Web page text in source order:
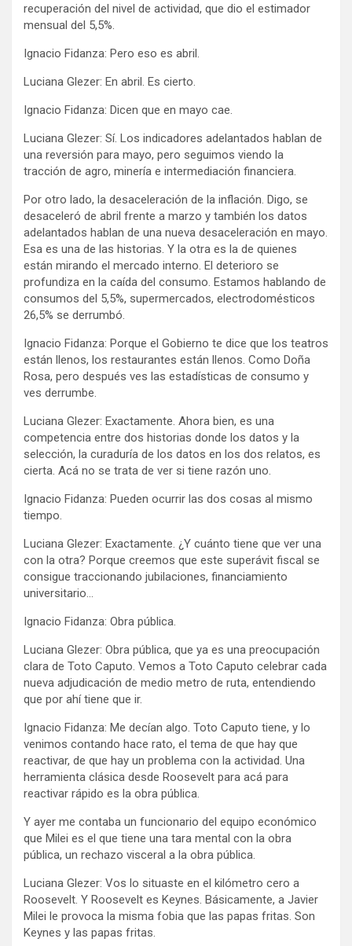
recuperación del nivel de actividad, que dio el estimador
mensual del 5,5%.
Ignacio Fidanza: Pero eso es abril.
Luciana Glezer: En abril. Es cierto.
Ignacio Fidanza: Dicen que en mayo cae.
Luciana Glezer: Sí. Los indicadores adelantados hablan de
una reversión para mayo, pero seguimos viendo la
tracción de agro, minería e intermediación financiera.
Por otro lado, la desaceleración de la inflación. Digo, se
desaceleró de abril frente a marzo y también los datos
adelantados hablan de una nueva desaceleración en mayo.
Esa es una de las historias. Y la otra es la de quienes
están mirando el mercado interno. El deterioro se
profundiza en la caída del consumo. Estamos hablando de
consumos del 5,5%, supermercados, electrodomésticos
26,5% se derrumbó.
Ignacio Fidanza: Porque el Gobierno te dice que los teatros
están llenos, los restaurantes están llenos. Como Doña
Rosa, pero después ves las estadísticas de consumo y
ves derrumbe.
Luciana Glezer: Exactamente. Ahora bien, es una
competencia entre dos historias donde los datos y la
selección, la curaduría de los datos en los dos relatos, es
cierta. Acá no se trata de ver si tiene razón uno.
Ignacio Fidanza: Pueden ocurrir las dos cosas al mismo
tiempo.
Luciana Glezer: Exactamente. ¿Y cuánto tiene que ver una
con la otra? Porque creemos que este superávit fiscal se
consigue traccionando jubilaciones, financiamiento
universitario…
Ignacio Fidanza: Obra pública.
Luciana Glezer: Obra pública, que ya es una preocupación
clara de Toto Caputo. Vemos a Toto Caputo celebrar cada
nueva adjudicación de medio metro de ruta, entendiendo
que por ahí tiene que ir.
Ignacio Fidanza: Me decían algo. Toto Caputo tiene, y lo
venimos contando hace rato, el tema de que hay que
reactivar, de que hay un problema con la actividad. Una
herramienta clásica desde Roosevelt para acá para
reactivar rápido es la obra pública.
Y ayer me contaba un funcionario del equipo económico
que Milei es el que tiene una tara mental con la obra
pública, un rechazo visceral a la obra pública.
Luciana Glezer: Vos lo situaste en el kilómetro cero a
Roosevelt. Y Roosevelt es Keynes. Básicamente, a Javier
Milei le provoca la misma fobia que las papas fritas. Son
Keynes y las papas fritas.